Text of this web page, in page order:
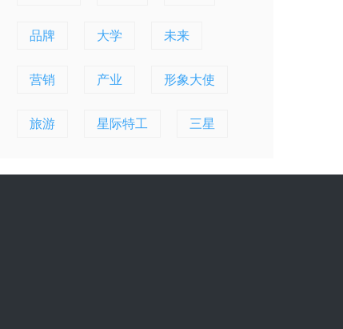
品牌 大学 未来
营销 产业 形象大使
旅游 星际特工 三星